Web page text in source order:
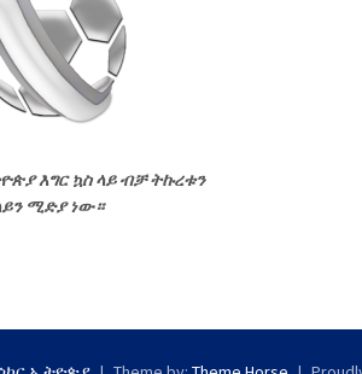
እግር ኳስ ላይ ብቻ ትኩረቱን
ሚድያ ነው።